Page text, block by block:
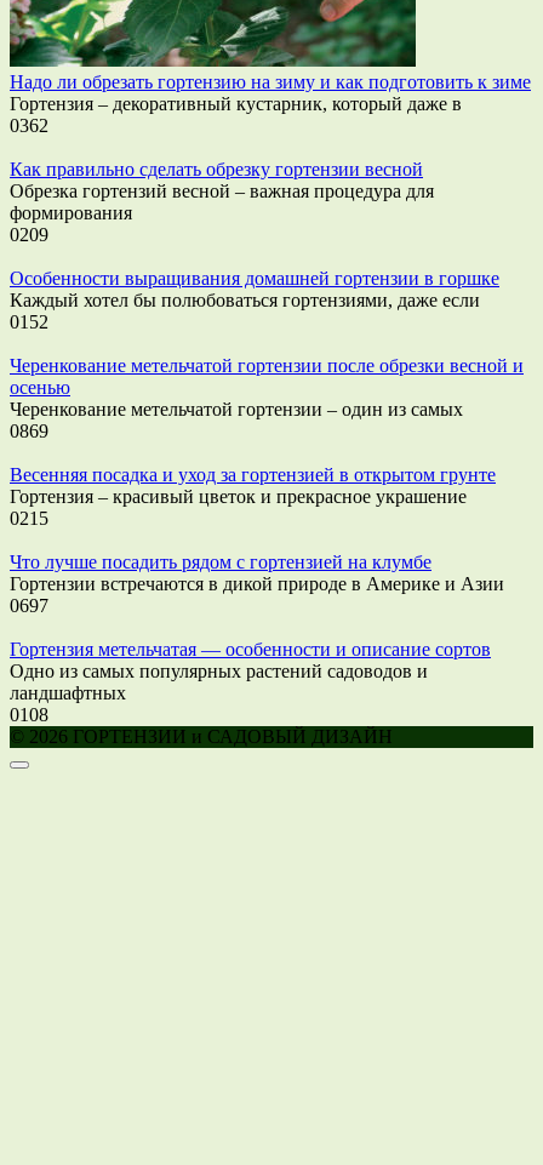
Надо ли обрезать гортензию на зиму и как подготовить к зиме
Гортензия – декоративный кустарник, который даже в
0362
Как правильно сделать обрезку гортензии весной
Обрезка гортензий весной – важная процедура для
формирования
0209
Особенности выращивания домашней гортензии в горшке
Каждый хотел бы полюбоваться гортензиями, даже если
0152
Черенкование метельчатой гортензии после обрезки весной и
осенью
Черенкование метельчатой гортензии – один из самых
0869
Весенняя посадка и уход за гортензией в открытом грунте
Гортензия – красивый цветок и прекрасное украшение
0215
Что лучше посадить рядом с гортензией на клумбе
Гортензии встречаются в дикой природе в Америке и Азии
0697
Гортензия метельчатая — особенности и описание сортов
Одно из самых популярных растений садоводов и
ландшафтных
0108
© 2026 ГОРТЕНЗИИ и САДОВЫЙ ДИЗАЙН